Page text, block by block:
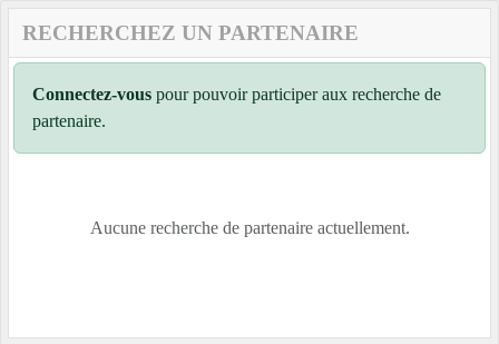
RECHERCHEZ UN PARTENAIRE
Connectez-vous pour pouvoir participer aux recherche de
partenaire.
Aucune recherche de partenaire actuellement.